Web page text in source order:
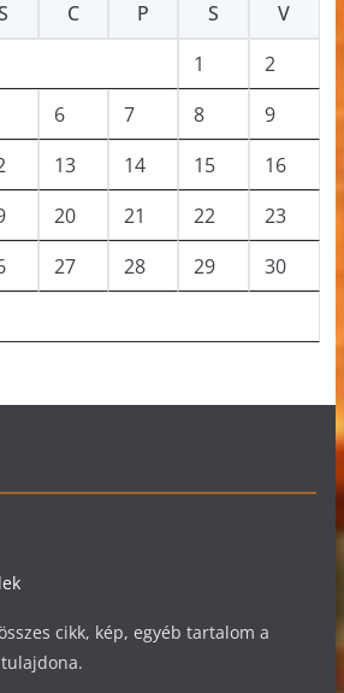
C P S
V
1
2
6 7 8
9
13 14 15
16
20 21 22
23
27 28 29
30
cikk, kép, egyéb tartalom a